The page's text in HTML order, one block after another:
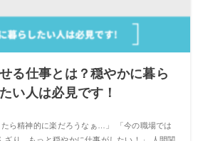
る仕事とは？穏やかに暮ら
い人は必見です！
ら精神的に楽だろうなぁ…」 「今の職場では